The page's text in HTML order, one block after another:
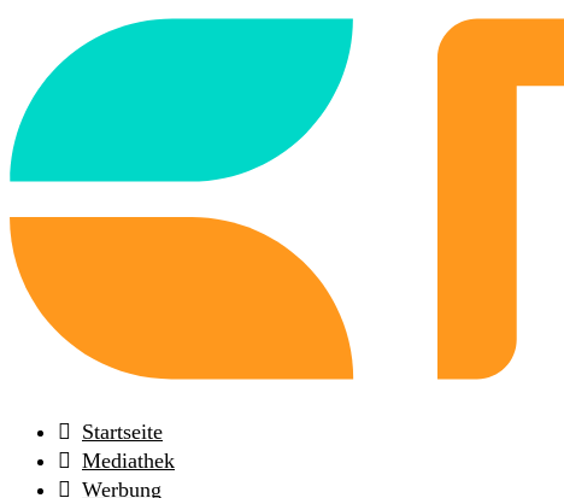
frontpage
Startseite
Mediathek
Werbung